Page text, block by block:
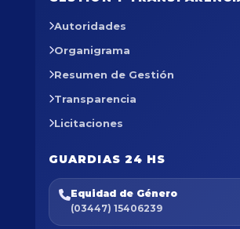
Autoridades
Organigrama
Resumen de Gestión
Transparencia
Licitaciones
GUARDIAS 24 HS
Equidad de Género
(03447) 15406239